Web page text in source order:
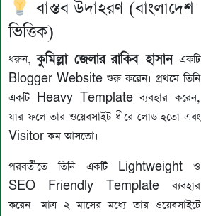
বাস্তব উদাহরণ (বাংলাদেশ
ভিত্তিক)
ধরুন,কুমিল্লা জেলার রাকিব হাসানএকটি
Blogger Website শুরু করেন। প্রথমে তিনি
একটি Heavy Template ব্যবহার করেন,
যার ফলে তার ওয়েবসাইট ধীরে লোড হতো এবং
Visitor কম আসতো।
পরবর্তীতে তিনি একটি Lightweight ও
SEO Friendly Template ব্যবহার
করেন। মাত্র ২ মাসের মধ্যে তার ওয়েবসাইটে